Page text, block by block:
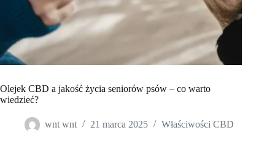
Olejek CBD a jakość życia seniorów psów – co warto
wiedzieć?
wnt wnt 21 marca 2025 Właściwości CBD